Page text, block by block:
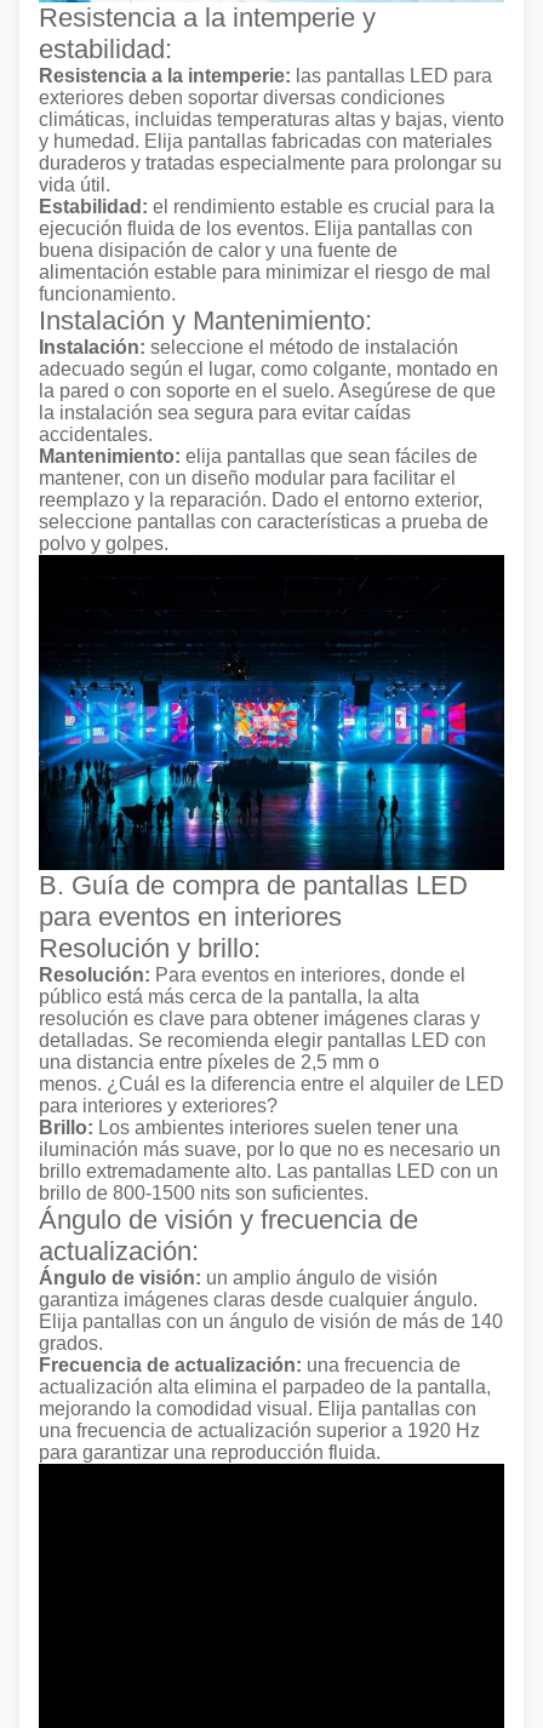
Resistencia a la intemperie y
estabilidad:
Resistencia a la intemperie: las pantallas LED para
exteriores deben soportar diversas condiciones
climáticas, incluidas temperaturas altas y bajas, viento
y humedad. Elija pantallas fabricadas con materiales
duraderos y tratadas especialmente para prolongar su
vida útil.
Estabilidad: el rendimiento estable es crucial para la
ejecución fluida de los eventos. Elija pantallas con
buena disipación de calor y una fuente de
alimentación estable para minimizar el riesgo de mal
funcionamiento.
Instalación y Mantenimiento:
Instalación: seleccione el método de instalación
adecuado según el lugar, como colgante, montado en
la pared o con soporte en el suelo. Asegúrese de que
la instalación sea segura para evitar caídas
accidentales.
Mantenimiento: elija pantallas que sean fáciles de
mantener, con un diseño modular para facilitar el
reemplazo y la reparación. Dado el entorno exterior,
seleccione pantallas con características a prueba de
polvo y golpes.
B. Guía de compra de pantallas LED
para eventos en interiores
Resolución y brillo:
Resolución: Para eventos en interiores, donde el
público está más cerca de la pantalla, la alta
resolución es clave para obtener imágenes claras y
detalladas. Se recomienda elegir pantallas LED con
una distancia entre píxeles de 2,5 mm o
menos. ¿Cuál es la diferencia entre el alquiler de LED
para interiores y exteriores?
Brillo: Los ambientes interiores suelen tener una
iluminación más suave, por lo que no es necesario un
brillo extremadamente alto. Las pantallas LED con un
brillo de 800-1500 nits son suficientes.
Ángulo de visión y frecuencia de
actualización:
Ángulo de visión: un amplio ángulo de visión
garantiza imágenes claras desde cualquier ángulo.
Elija pantallas con un ángulo de visión de más de 140
grados.
Frecuencia de actualización: una frecuencia de
actualización alta elimina el parpadeo de la pantalla,
mejorando la comodidad visual. Elija pantallas con
una frecuencia de actualización superior a 1920 Hz
para garantizar una reproducción fluida.